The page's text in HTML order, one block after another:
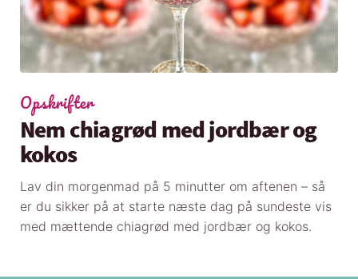
Opskrifter
Nem chiagrød med jordbær og
kokos
Lav din morgenmad på 5 minutter om aftenen – så
er du sikker på at starte næste dag på sundeste vis
med mættende chiagrød med jordbær og kokos.